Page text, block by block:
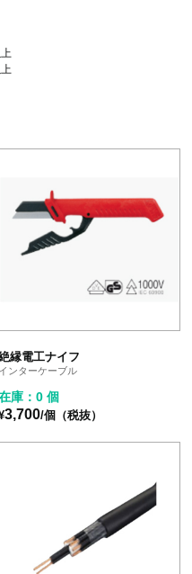
縁電工ナイフ
インターケーブル
庫：0 個
3,700/個（税抜）